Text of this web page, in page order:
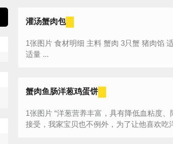
灌汤蟹肉包
1张图片 食材明细 主料 蟹肉 3只蟹 猪肉馅 适量 肉皮冻 适量 辅料 葱 适量 姜 适量 生抽 适量 料酒
适量 ...
蟹肉鱼肠洋葱鸡蛋饼
1张图片 “洋葱营养丰富，具有降低血粘度、降压、预防感冒等功能，可是其刺激的味道很多人难以